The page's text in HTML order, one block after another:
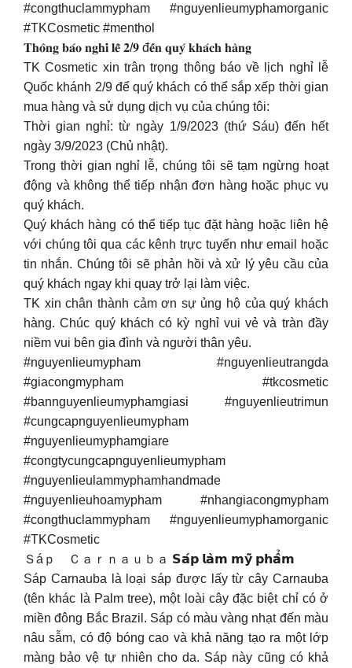
#congthuclammypham #nguyenlieumyphamorganic
#TKCosmetic #menthol
𝐓𝐡𝐨̂𝐧𝐠 𝐛𝐚́𝐨 𝐧𝐠𝐡𝐢̉ 𝐥𝐞̂̃ 𝟐/𝟗 đ𝐞̂́𝐧 𝐪𝐮𝐲́ 𝐤𝐡𝐚́𝐜𝐡 𝐡𝐚̀𝐧𝐠
TK Cosmetic xin trân trọng thông báo về lịch nghỉ lễ
Quốc khánh 2/9 để quý khách có thể sắp xếp thời gian
mua hàng và sử dụng dịch vụ của chúng tôi:
Thời gian nghỉ: từ ngày 1/9/2023 (thứ Sáu) đến hết
ngày 3/9/2023 (Chủ nhật).
Trong thời gian nghỉ lễ, chúng tôi sẽ tạm ngừng hoạt
động và không thể tiếp nhận đơn hàng hoặc phục vụ
quý khách.
Quý khách hàng có thể tiếp tục đặt hàng hoặc liên hệ
với chúng tôi qua các kênh trực tuyến như email hoặc
tin nhắn. Chúng tôi sẽ phản hồi và xử lý yêu cầu của
quý khách ngay khi quay trở lại làm việc.
TK xin chân thành cảm ơn sự ủng hộ của quý khách
hàng. Chúc quý khách có kỳ nghỉ vui vẻ và tràn đầy
niềm vui bên gia đình và người thân yêu.
#nguyenlieumypham #nguyenlieutrangda
#giacongmypham #tkcosmetic
#bannguyenlieumyphamgiasi #nguyenlieutrimun
#cungcapnguyenlieumypham
#nguyenlieumyphamgiare
#congtycungcapnguyenlieumypham
#nguyenlieulammyphamhandmade
#nguyenlieuhoamypham #nhangiacongmypham
#congthuclammypham #nguyenlieumyphamorganic
#TKCosmetic
Ｓáｐ Ｃａｒｎａｕｂａ 𝗦𝗮́𝗽 𝗹𝗮̀𝗺 𝗺𝘆̃ 𝗽𝗵𝗮̂̉𝗺
Sáp Carnauba là loại sáp được lấy từ cây Carnauba
(tên khác là Palm tree), một loài cây đặc biệt chỉ có ở
miền đông Bắc Brazil. Sáp có màu vàng nhạt đến màu
nâu sẫm, có độ bóng cao và khả năng tạo ra một lớp
màng bảo vệ tự nhiên cho da. Sáp này cũng có khả